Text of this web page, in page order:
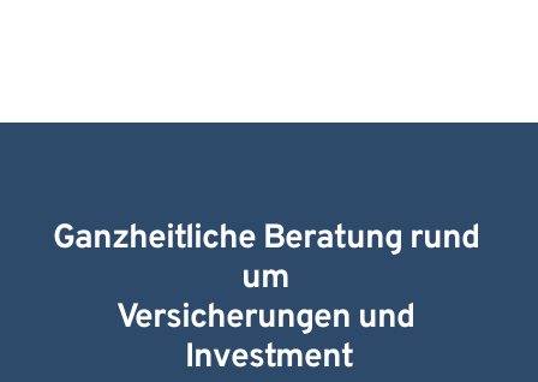
Ganzheitliche Beratung rund
um
Versicherungen und
Investment